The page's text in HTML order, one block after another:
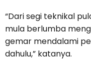
“Dari segi teknikal
mula berlumba
gemar mendalami
dahulu,” katanya.